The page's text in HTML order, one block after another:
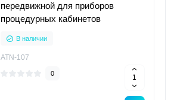
передвижной для приборов
процедурных кабинетов
В наличии
ATN-107
0